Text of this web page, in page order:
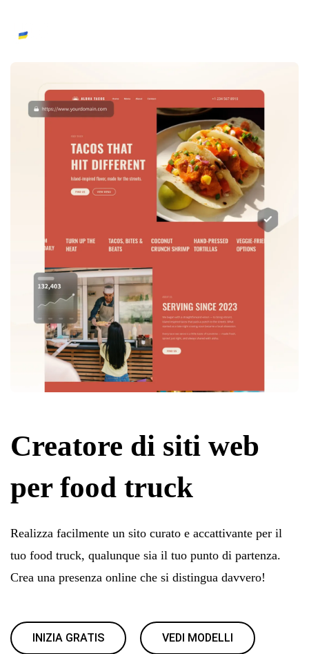
Creatore di siti web
per food truck
Realizza facilmente un sito curato e accattivante per il
tuo food truck, qualunque sia il tuo punto di partenza.
Crea una presenza online che si distingua davvero!
INIZIA GRATIS VEDI MODELLI